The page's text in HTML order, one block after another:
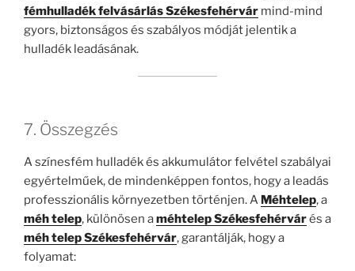
fémhulladék felvásárlás Székesfehérvár mind-mind
gyors, biztonságos és szabályos módját jelentik a
hulladék leadásának.
7. Összegzés
A színesfém hulladék és akkumulátor felvétel szabályai
egyértelműek, de mindenképpen fontos, hogy a leadás
professzionális környezetben történjen. A Méhtelep, a
méh telep, különösen améhtelep Székesfehérvárés a
méh telep Székesfehérvár, garantálják, hogy a
folyamat: